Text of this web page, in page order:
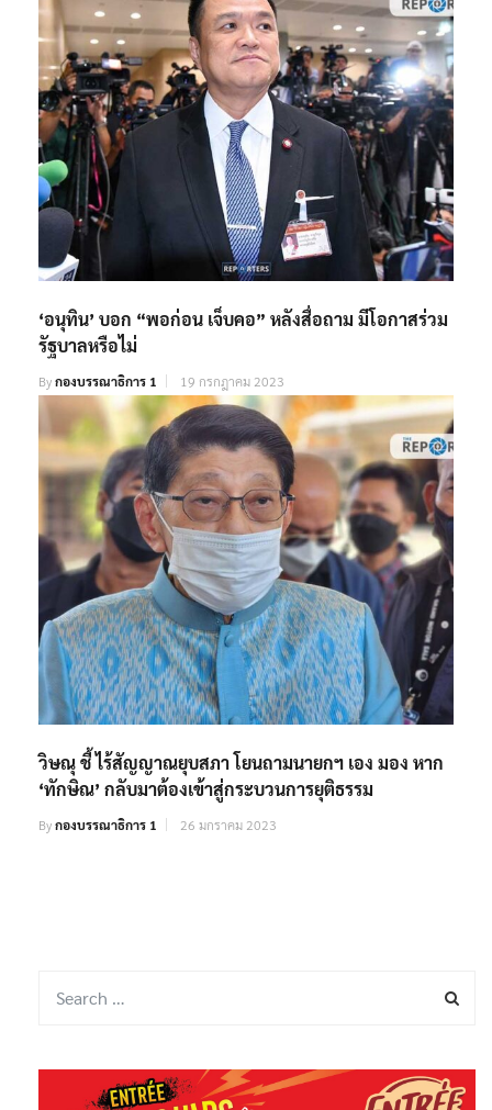
‘อนุทิน’ บอก “พอก่อน เจ็บคอ” หลังสื่อถาม มีโอกาสร่วม
รัฐบาลหรือไม่
Byกองบรรณาธิการ 1 19 กรกฎาคม 2023
วิษณุ ชี้ ไร้สัญญาณยุบสภา โยนถามนายกฯ เอง มอง หาก
‘ทักษิณ’ กลับมาต้องเข้าสู่กระบวนการยุติธรรม
Byกองบรรณาธิการ 1 26 มกราคม 2023